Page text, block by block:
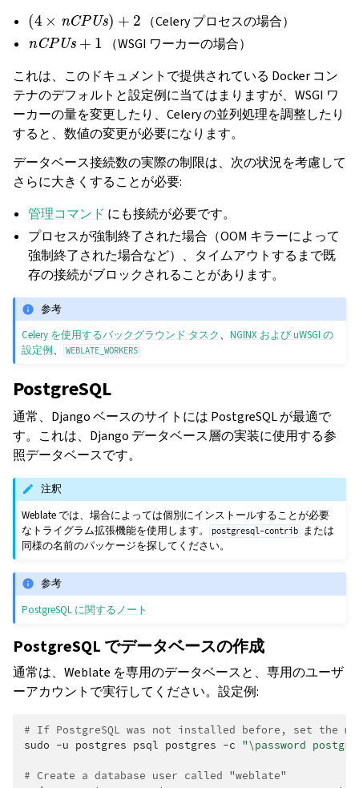
( 4 nCPUs)+ 2
（Celery プロセスの場合）
nCPUs+
（WSGI ワーカーの場合）
これは、このドキュメントで提供されている Docker コン
テナのデフォルトと設定例に当てはまりますが、WSGI ワ
ーカーの量を変更したり、Celery の並列処理を調整したり
すると、数値の変更が必要になります。
データベース接続数の実際の制限は、次の状況を考慮して
さらに大きくすることが必要:
管理コマンド にも接続が必要です。
プロセスが強制終了された場合（OOM キラーによって
強制終了された場合など）、タイムアウトするまで既
存の接続がブロックされることがあります。
参考
Celery を使用するバックグラウンド タスク、NGINX および uWSGI の
設定例、 WEBLATE_WORKERS
PostgreSQL
通常、Django ベースのサイトには PostgreSQL が最適で
す。これは、Django データベース層の実装に使用する参
照データベースです。
注釈
Weblate では、場合によっては個別にインストールすることが必要
なトライグラム拡張機能を使用します。
postgresql-contrib
または
同様の名前のパッケージを探してください。
参考
PostgreSQL に関するノート
PostgreSQL でデータベースの作成
通常は、Weblate を専用のデータベースと、専用のユーザ
ーアカウントで実行してください。設定例:
# If PostgreSQL was not installed before, set the
sudo -u postgres psql postgres -c "\password
# Create a database user called "weblate"